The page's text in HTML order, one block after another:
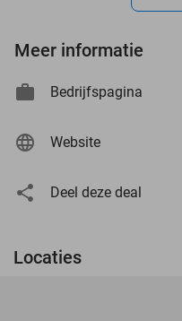
Meer informatie
Bedrijfspagina
Website
Deel deze deal
Locaties